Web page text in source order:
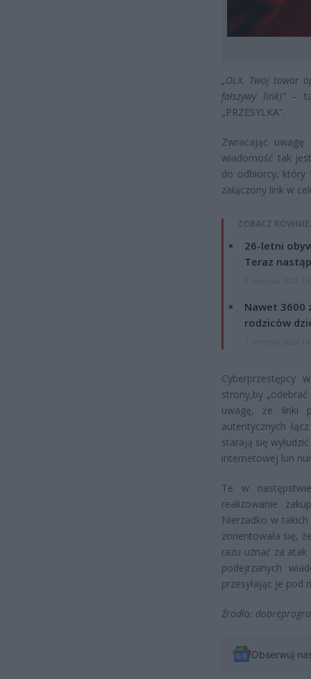
„OLX. Twoj towar
fałszywy link)”–
„PRZESYLKA”.
Zwracając
wiadomość tak
do odbiorcy, który
załączony link w
ZOBACZ
26-letni
Teraz
Nawet 3600
rodziców
Cyberprzestępcy
strony,by
uwagę, że linki
autentycznych
starają się
internetowej lun
Te w
realizowanie
Nierzadko w
zorientowała się,
razu uznać za
podejrzanych
przesyłając je pod
Źródło:
Obserwuj